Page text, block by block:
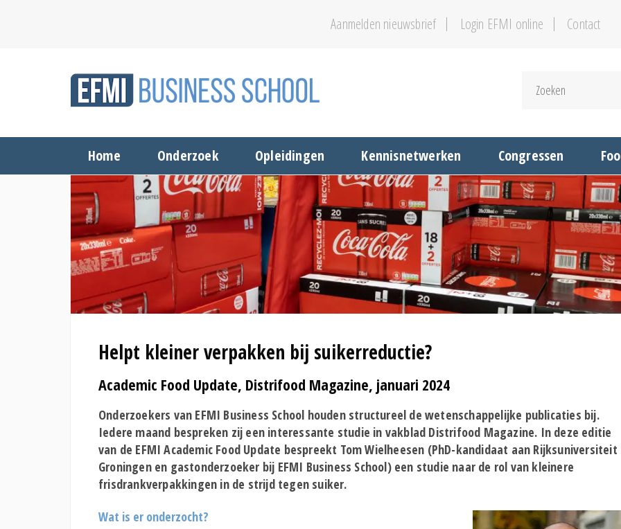
Aanmelden nieuwsbrief Login EFMI online Contact
Home Onderzoek Opleidingen Kennisnetwerken Congressen
Helpt kleiner verpakken bij suikerreductie?
Academic Food Update, Distrifood Magazine, januari 2024
Onderzoekers van EFMI Business School houden structureel de wetenschappelijke publicaties bij.
Iedere maand bespreken zij een interessante studie in vakblad Distrifood Magazine. In deze editie
van de EFMI Academic Food Update bespreekt Tom Wielheesen (PhD-kandidaat aan Rijksuniversiteit
Groningen en gastonderzoeker bij EFMI Business School) een studie naar de rol van kleinere
frisdrankverpakkingen in de strijd tegen suiker.
Wat is er onderzocht?